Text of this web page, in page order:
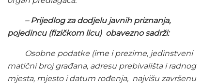
– Prijedlog za dodjelu javnih priznanja,
pojedincu (fizičkom licu) obavezno sadrži:
Osobne podatke (ime i prezime, jedinstveni
matični broj građana, adresu prebivališta i radnog
mjesta, mjesto i datum rođenja, najvišu završenu